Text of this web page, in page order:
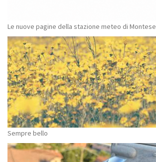
Le nuove pagine della stazione meteo di Montese
Sempre bello